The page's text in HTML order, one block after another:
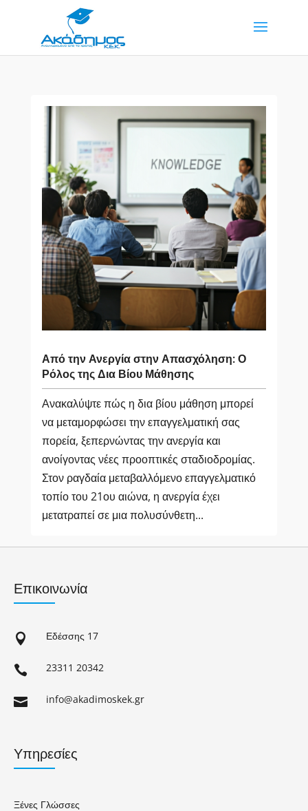
Από την Ανεργία στην Απασχόληση: Ο
Ρόλος της Δια Βίου Μάθησης
Ανακαλύψτε πώς η δια βίου μάθηση μπορεί
να μεταμορφώσει την επαγγελματική σας
πορεία, ξεπερνώντας την ανεργία και
ανοίγοντας νέες προοπτικές σταδιοδρομίας.
Στον ραγδαία μεταβαλλόμενο επαγγελματικό
τοπίο του 21ου αιώνα, η ανεργία έχει
μετατραπεί σε μια πολυσύνθετη...
Επικοινωνία
 Εδέσσης 17
 23311 20342
 info@akadimoskek.gr
Υπηρεσίες
Ξένες Γλώσσες